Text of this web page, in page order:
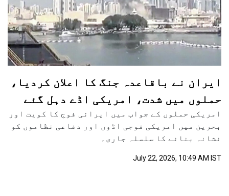
ایران نے باقاعدہ جنگ کا اعلان کردیا،
حملوں میں شدت، امریکی اڈے دہل گئے
امریکی حملوں کے جواب میں ایرانی فوج کا کویت اور
بحرین میں امریکی فوجی اڈوں اور دفاعی نظاموں کو
نشانہ بنانے کا سلسلہ جاری۔
July 22, 2026, 10:49 AM IST